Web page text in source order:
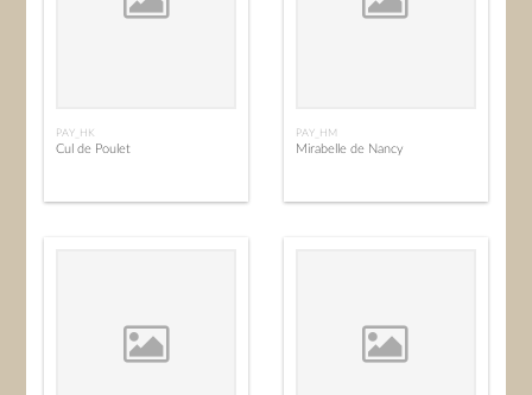
PAY_HK
Cul de Poulet
PAY_HM
Mirabelle de Nancy